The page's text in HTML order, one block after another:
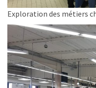
Exploration des métiers